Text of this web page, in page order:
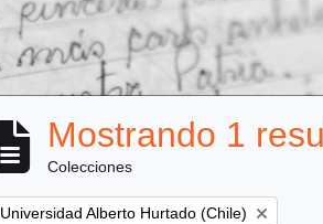
Mostrando 1
Colecciones
Remove filter:
Universidad Alberto Hurtado (Chile)